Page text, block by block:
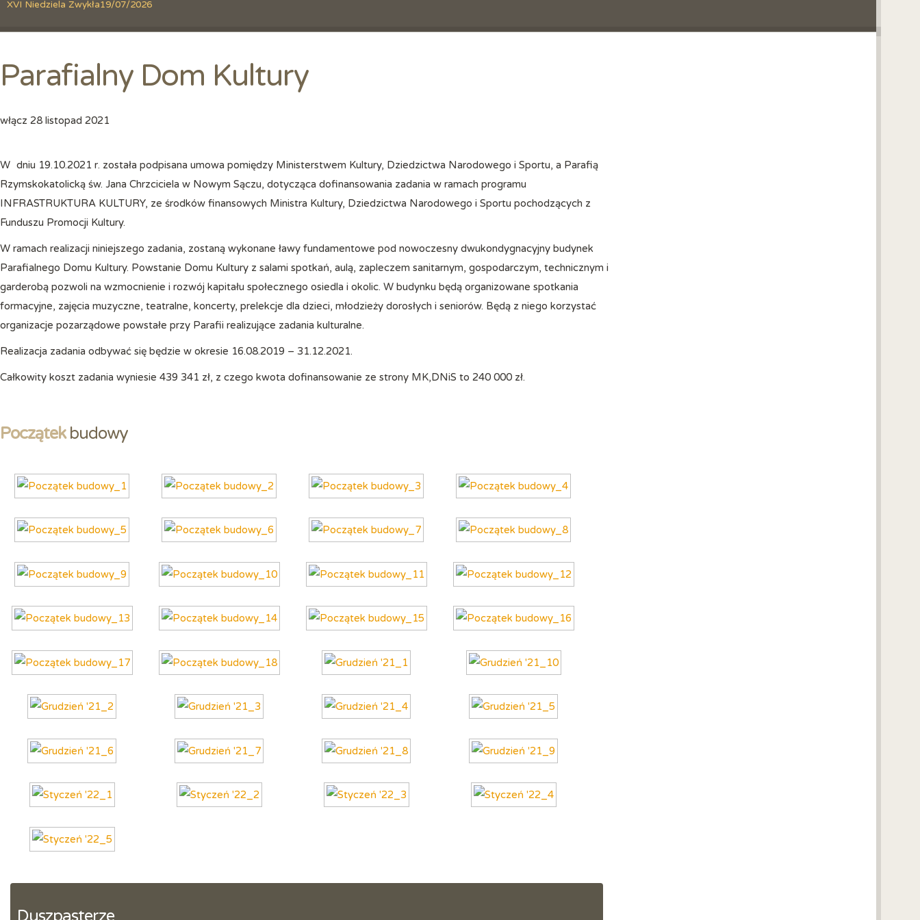
XVI Niedziela Zwykła19/07/2026
Parafialny Dom Kultury
włącz 28 listopad 2021
W dniu 19.10.2021 r. została podpisana umowa pomiędzy Ministerstwem Kultury, Dziedzictwa Narodowego i Sportu, a Parafią
Rzymskokatolicką św. Jana Chrzciciela w Nowym Sączu, dotycząca dofinansowania zadania w ramach programu
INFRASTRUKTURA KULTURY, ze środków finansowych Ministra Kultury, Dziedzictwa Narodowego i Sportu pochodzących z
Funduszu Promocji Kultury.
W ramach realizacji niniejszego zadania, zostaną wykonane ławy fundamentowe pod nowoczesny dwukondygnacyjny budynek
Parafialnego Domu Kultury. Powstanie Domu Kultury z salami spotkań, aulą, zapleczem sanitarnym, gospodarczym, technicznym i
garderobą pozwoli na wzmocnienie i rozwój kapitału społecznego osiedla i okolic. W budynku będą organizowane spotkania
formacyjne, zajęcia muzyczne, teatralne, koncerty, prelekcje dla dzieci, młodzieży dorosłych i seniorów. Będą z niego korzystać
organizacje pozarządowe powstałe przy Parafii realizujące zadania kulturalne.
Realizacja zadania odbywać się będzie w okresie 16.08.2019 – 31.12.2021.
Całkowity koszt zadania wyniesie 439 341 zł, z czego kwota dofinansowanie ze strony MK,DNiS to 240 000 zł.
Początekbudowy